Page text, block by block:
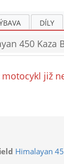
DÍLY
450 Kaza
již
Himalayan